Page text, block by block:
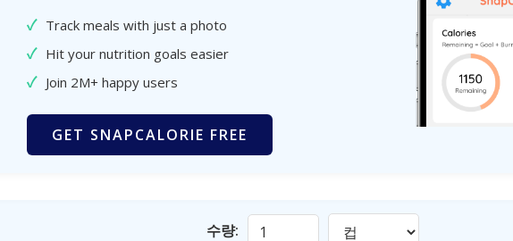
✓ Track meals with just a photo
✓ Hit your nutrition goals easier
✓ Join 2M+ happy users
GET SNAPCALORIE FREE
수량: